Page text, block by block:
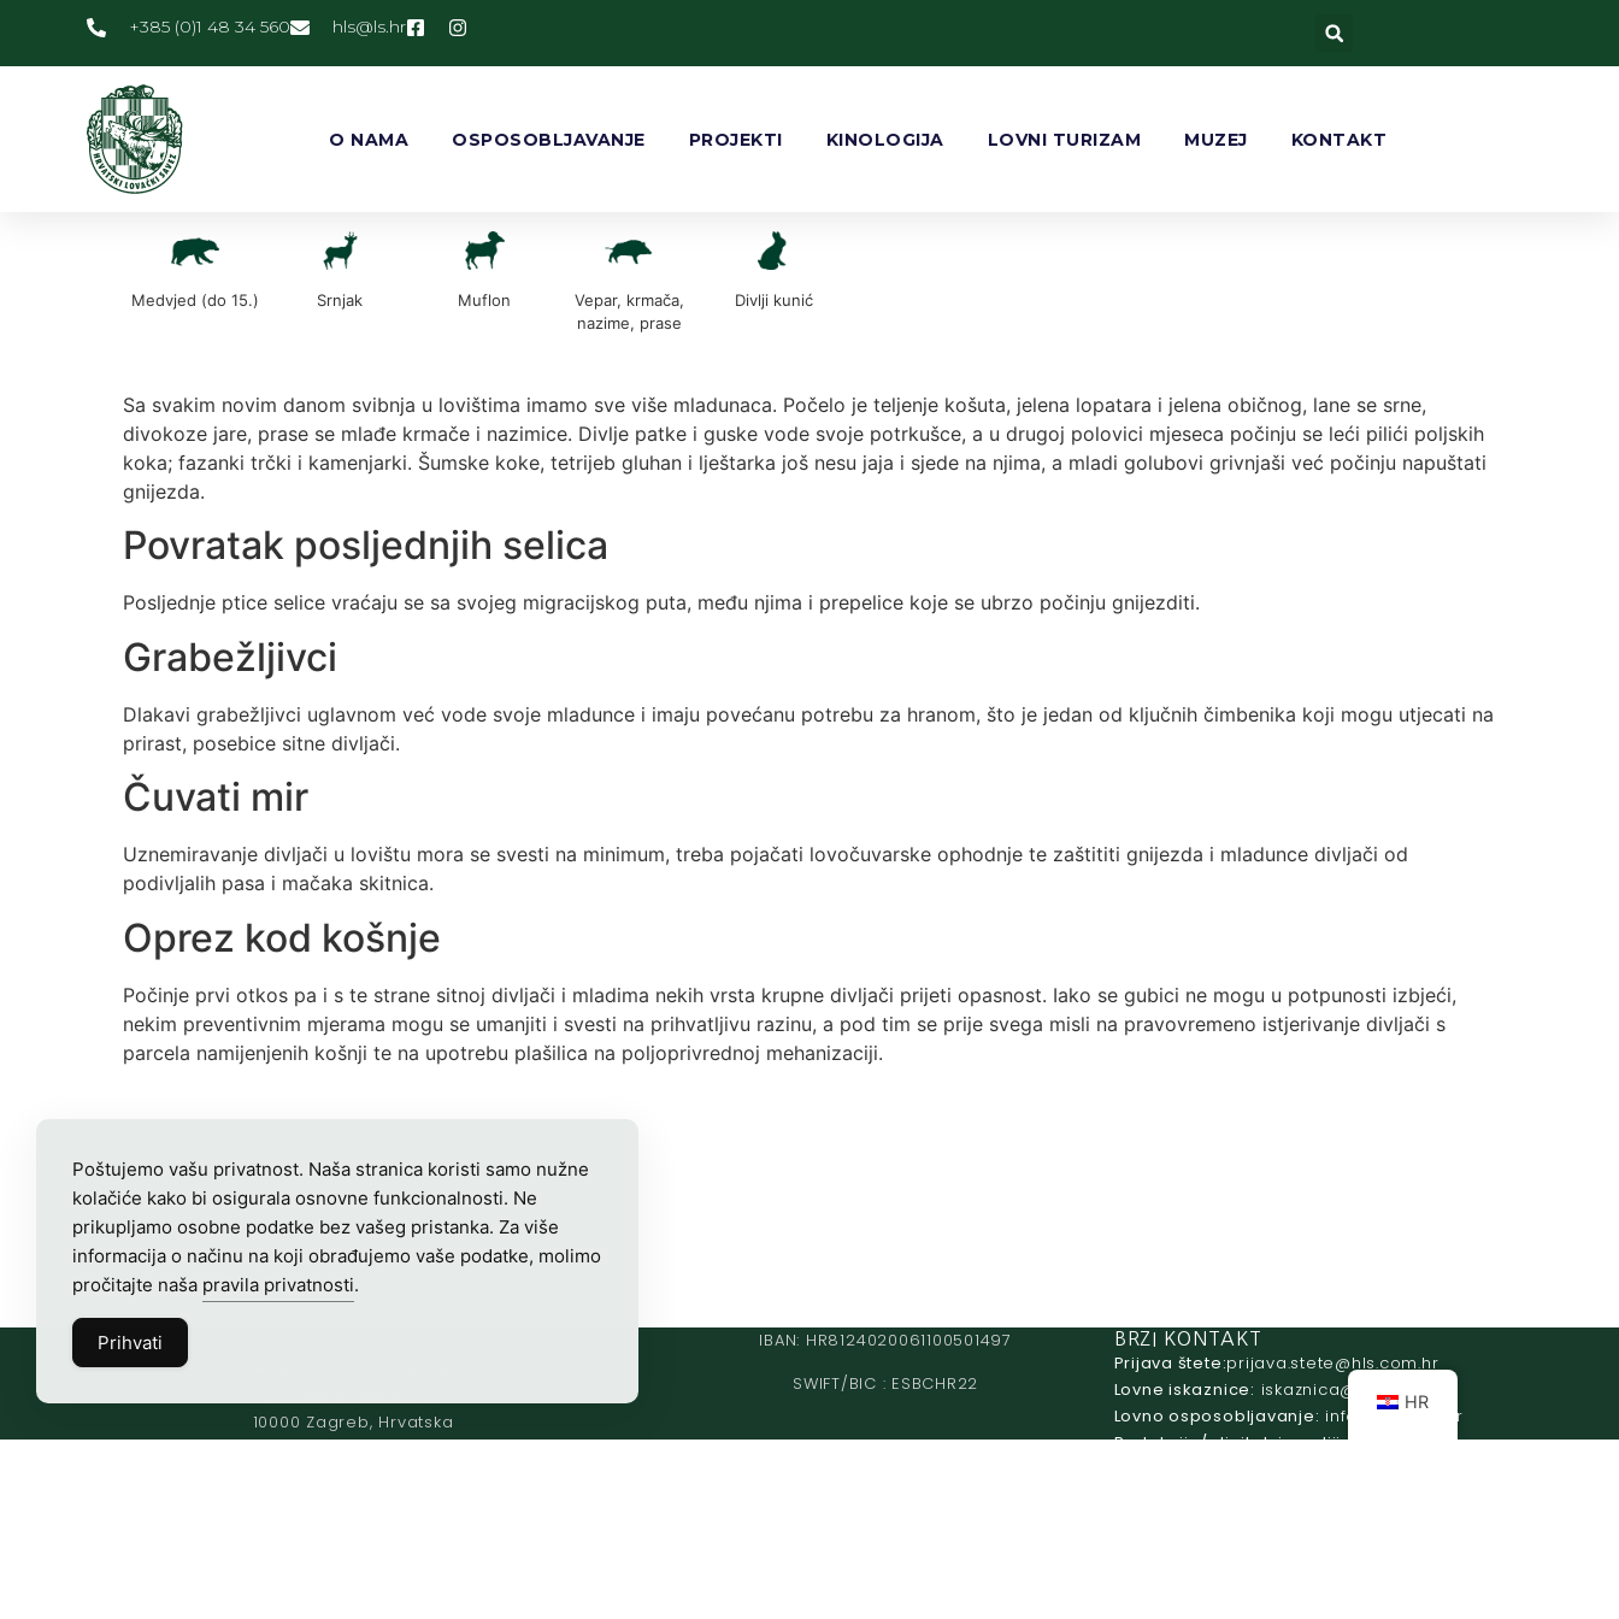
+385 (0)1 48 34 560 rh.sl
@slh
O NAMA OSPOSOBLJAVANJE PROJEKTI KINOLOGIJA LOVNI TURIZAM MUZEJ KONTAKT
Medvjed (do 15.) Srnjak Muflon
Vepar, krmača,
nazime, prase
Divlji kunić
Sa svakim novim danom svibnja u lovištima imamo sve više mladunaca. Počelo je teljenje košuta, jelena lopatara i jelena običnog, lane se srne,
divokoze jare, prase se mlađe krmače i nazimice. Divlje patke i guske vode svoje potrkušce, a u drugoj polovici mjeseca počinju se leći pilići poljskih
koka; fazanki trčki i kamenjarki. Šumske koke, tetrijeb gluhan i lještarka još nesu jaja i sjede na njima, a mladi golubovi grivnjaši već počinju napuštati
gnijezda.
Povratak posljednjih selica
Posljednje ptice selice vraćaju se sa svojeg migracijskog puta, među njima i prepelice koje se ubrzo počinju gnijezditi.
Grabežljivci
Dlakavi grabežljivci uglavnom već vode svoje mladunce i imaju povećanu potrebu za hranom, što je jedan od ključnih čimbenika koji mogu utjecati na
prirast, posebice sitne divljači.
Čuvati mir
Uznemiravanje divljači u lovištu mora se svesti na minimum, treba pojačati lovočuvarske ophodnje te zaštititi gnijezda i mladunce divljači od
podivljalih pasa i mačaka skitnica.
Oprez kod košnje
Počinje prvi otkos pa i s te strane sitnoj divljači i mladima nekih vrsta krupne divljači prijeti opasnost. Iako se gubici ne mogu u potpunosti izbjeći,
nekim preventivnim mjerama mogu se umanjiti i svesti na prihvatljivu razinu, a pod tim se prije svega misli na pravovremeno istjerivanje divljači s
parcela namijenjenih košnji te na upotrebu plašilica na poljoprivrednoj mehanizaciji.
10000 Zagreb, Hrvatska
IBAN: HR8124020061100501497
SWIFT/BIC : ESBCHR22
BRZI KONTAKT
Prijava štete: rh.moc.slh
@etets.avajirp
Lovne iskaznice: @acinzaksi
Lovno osposobljavanje:
rh.ude-slh
@ofni
Redakcija/ digitalni mediji:
rh.sl
Poštujemo vašu privatnost. Naša stranica koristi samo nužne
kolačiće kako bi osigurala osnovne funkcionalnosti. Ne
prikupljamo osobne podatke bez vašeg pristanka. Za više
informacija o načinu na koji obrađujemo vaše podatke, molimo
pročitajte naša pravila privatnosti.
Prihvati
HR